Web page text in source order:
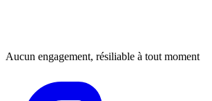
Aucun engagement, résiliable à tout moment